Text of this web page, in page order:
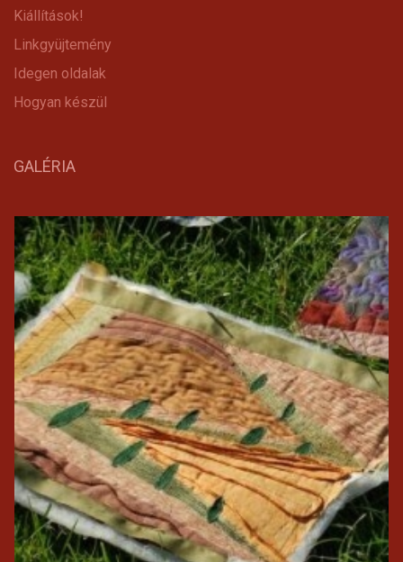
Kiállítások!
Linkgyüjtemény
Idegen oldalak
Hogyan készül
GALÉRIA